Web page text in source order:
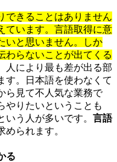
できることはありません
ています。言語取得に意
いと思いません。しか
わらないことが出てくる
人により最も差が出る部
す。日本語を使わなくて
ら見て不人気な業務で
やりたいということも
う人が多いです。 言語
められます。
る